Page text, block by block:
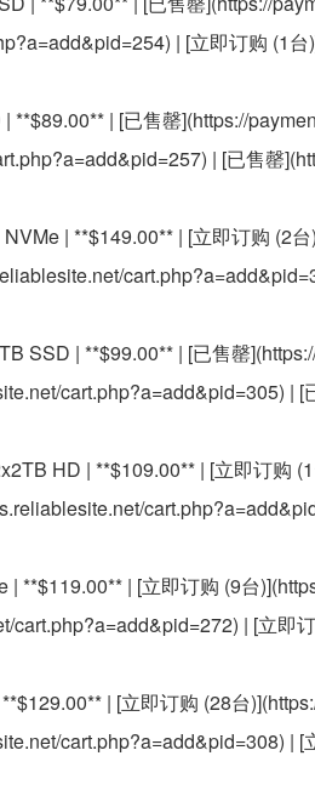
| [立即订购 (1台
**$89.00** | [已售罄](https://
| [已售罄
| **$149.00** | [立即订购 (2
SSD | **$99.00** | [已售罄
cart.php?a=add&pid=305) | [
HD | **$109.00** | [立即订购
**$119.00** | [立即订购 (9台
| [立即
| [立即订购 (28台
cart.php?a=add&pid=308) | [